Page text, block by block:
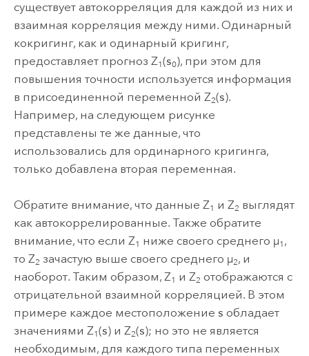
существует автокорреляция для каждой из них и
взаимная корреляция между ними. Одинарный
кокригинг, как и одинарный кригинг,
предоставляет прогноз Z1(s0), при этом для
повышения точности используется информация
в присоединенной переменной Z2(s).
Например, на следующем рисунке
представлены те же данные, что
использовались для ординарного кригинга,
только добавлена вторая переменная.
Обратите внимание, что данные Z1 и Z2 выглядят
как автокоррелированные. Также обратите
внимание, что если Z1 ниже своего среднего µ1 ,
то Z2 зачастую выше своего среднего µ2, и
наоборот. Таким образом, Z1 и Z2 отображаются с
отрицательной взаимной корреляцией. В этом
примере каждое местоположение s обладает
значениями Z1(s) и Z2(s); но это не является
необходимым, для каждого типа переменных